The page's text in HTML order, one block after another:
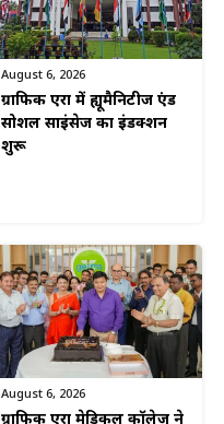
August 6, 2026
ग्राफिक एरा में ह्यूमैनिटीज एंड
सोशल साइंसेज का इंडक्शन
शुरू
August 6, 2026